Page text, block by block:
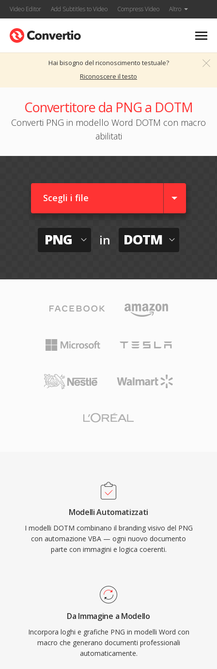
Video Editor Add Subtitles to Video Compress Video Altro
Hai bisogno del riconoscimento testuale?
Riconoscere il testo
Convertitore da PNG a DOTM
Converti PNG in modello Word DOTM con macro
abilitati
Scegli i file
PNG in DOTM
Modelli Automatizzati
I modelli DOTM combinano il branding visivo del PNG
con automazione VBA — ogni nuovo documento
parte con immagini e logica coerenti.
Da Immagine a Modello
Incorpora loghi e grafiche PNG in modelli Word con
macro che generano documenti professionali
automaticamente.